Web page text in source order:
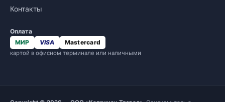
Контакты
Оплата
МИР
VISA Mastercard
картой в офисном терминале или наличными